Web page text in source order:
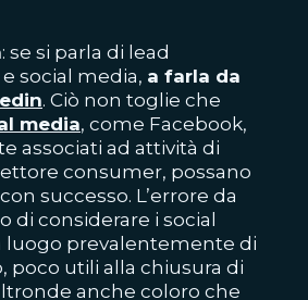
: se si parla di lead
social media, a farla da
. Ciò non toglie che
media, come Facebook,
associati ad attività di
consumer, possano
successo. L’errore da
di considerare i social
luogo prevalentemente di
utili alla chiusura di
anche coloro che